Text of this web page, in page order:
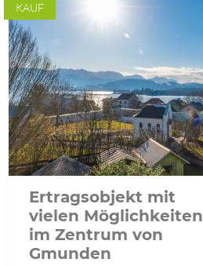
KAUF
Ertragsobjekt mit
vielen Möglichkeiten
im Zentrum von
Gmunden